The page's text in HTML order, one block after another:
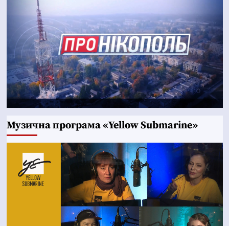
Музична програма «Yellow Submarine»